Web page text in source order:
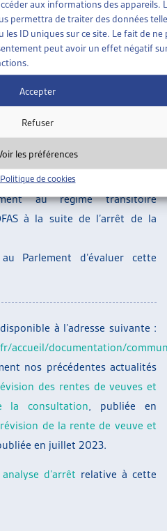
aux informations des appareils.
permettra de traiter des données
ID uniques sur ce site. Le fait de ne
peut avoir un effet négatif
Accepter
Refuser
les préférences
Politique de cookies
de 55 ans au moment de
de la réforme, à moins qu’ils
un enfant âgé de moins de
de prestations complémentaires
de 50 ans et plus au moment de
de la révision reste soumis à
les veufs, cela signifie qu’ils
d’une rente de survivant à
au régime transitoire
à la suite de l’arrêt de la
Parlement d’évaluer cette
à l’adresse suivante :
accueil/documentation/
nos précédentes actualités
des rentes de veuves et
consultation , publiée en
de la rente de veuve et
publiée en juillet 2023.
analyse d’arrêt relative à cette